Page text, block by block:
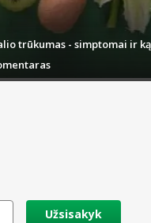
trūkumas - simptomai ir
Užsisakyk